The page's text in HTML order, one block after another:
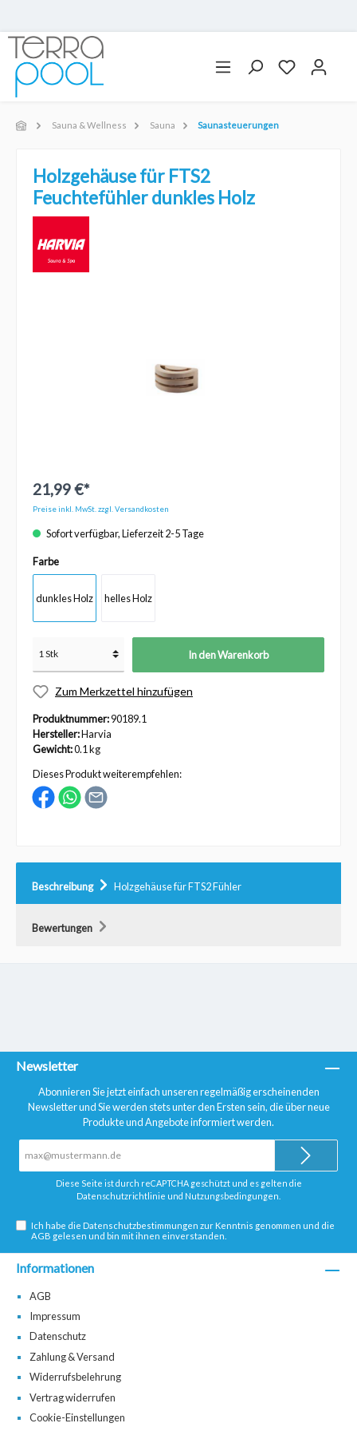
Sauna & Wellness Sauna Saunasteuerungen
Holzgehäuse für FTS2
Feuchtefühler dunkles Holz
21,99 €*
Preise inkl. MwSt. zzgl. Versandkosten
Sofort verfügbar, Lieferzeit 2-5 Tage
Farbe
dunkles Holz helles Holz
In den Warenkorb
Zum Merkzettel hinzufügen
Produktnummer:90189.1
Hersteller:Harvia
Gewicht:0.1 kg
Dieses Produkt weiterempfehlen:
Beschreibung Holzgehäuse für FTS2 Fühler
Bewertungen
Newsletter
Abonnieren Sie jetzt einfach unseren regelmäßig erscheinenden
Newsletter und Sie werden stets unter den Ersten sein, die über neue
Produkte und Angebote informiert werden.
Adresse*
Diese Seite ist durch reCAPTCHA geschützt und es gelten die
Datenschutzrichtlinie und Nutzungsbedingungen
Ich habe dieDatenschutzbestimmungen zur Kenntnis genommen und die
AGB gelesen und bin mit ihnen einverstanden.
Informationen
AGB
Impressum
Datenschutz
Zahlung & Versand
Widerrufsbelehrung
Vertrag widerrufen
Cookie-Einstellungen